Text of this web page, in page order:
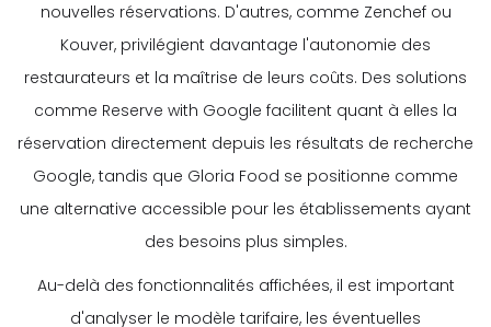
nouvelles réservations. D'autres, comme Zenchef ou
Kouver, privilégient davantage l'autonomie des
restaurateurs et la maîtrise de leurs coûts. Des solutions
comme Reserve with Google facilitent quant à elles la
réservation directement depuis les résultats de recherche
Google, tandis que Gloria Food se positionne comme
une alternative accessible pour les établissements ayant
des besoins plus simples.
Au-delà des fonctionnalités affichées, il est important
d'analyser le modèle tarifaire, les éventuelles